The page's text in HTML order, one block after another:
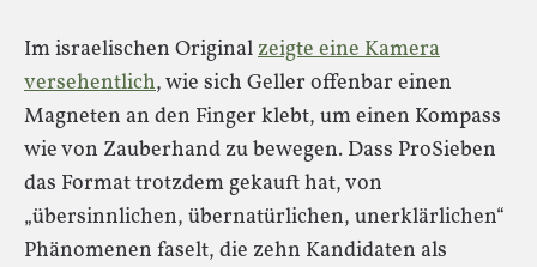
Im israelischen Originalzeigte eine Kamera
versehentlich, wie sich Geller offenbar einen
Magneten an den Finger klebt, um einen Kompass
wie von Zauberhand zu bewegen. Dass ProSieben
das Format trotzdem gekauft hat, von
„übersinnlichen, übernatürlichen, unerklärlichen“
Phänomenen faselt, die zehn Kandidaten als